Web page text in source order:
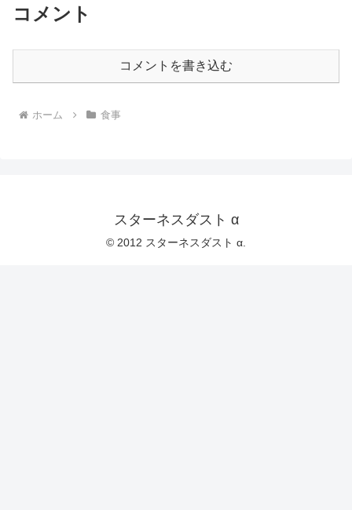
コメント
コメントを書き込む
ホーム 食事
スターネスダスト α
© 2012 スターネスダスト α.